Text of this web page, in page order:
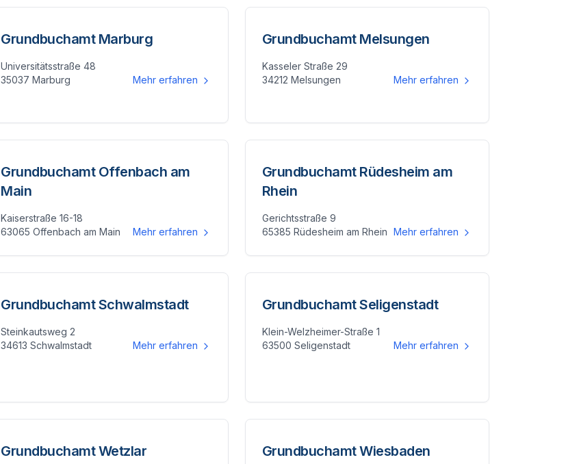
Grundbuchamt Marburg
Universitätsstraße 48
35037 Marburg
Mehr erfahren
Grundbuchamt Melsungen
Kasseler Straße 29
34212 Melsungen
Mehr erfahren
Grundbuchamt Offenbach am
Main
Kaiserstraße 16-18
63065 Offenbach am Main
Mehr erfahren
Grundbuchamt Rüdesheim am
Rhein
Gerichtsstraße 9
65385 Rüdesheim am Rhein Mehr erfahren
Grundbuchamt Schwalmstadt
Steinkautsweg 2
34613 Schwalmstadt
Mehr erfahren
Grundbuchamt Seligenstadt
Klein-Welzheimer-Straße 1
63500 Seligenstadt
Mehr erfahren
Grundbuchamt Wetzlar Grundbuchamt Wiesbaden